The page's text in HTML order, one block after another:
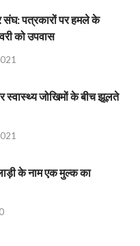
संघ: पत्रकारों पर हमले के
को उपवास
स्वास्थ्य जोखिमों के बीच झूलते
के नाम एक मुल्क का